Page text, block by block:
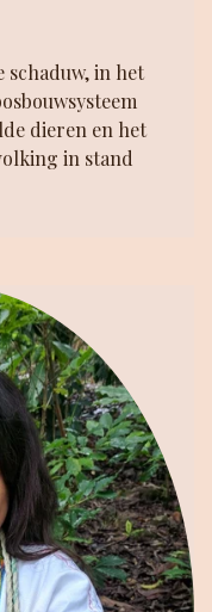
schaduw, in het
dieren en het
in stand